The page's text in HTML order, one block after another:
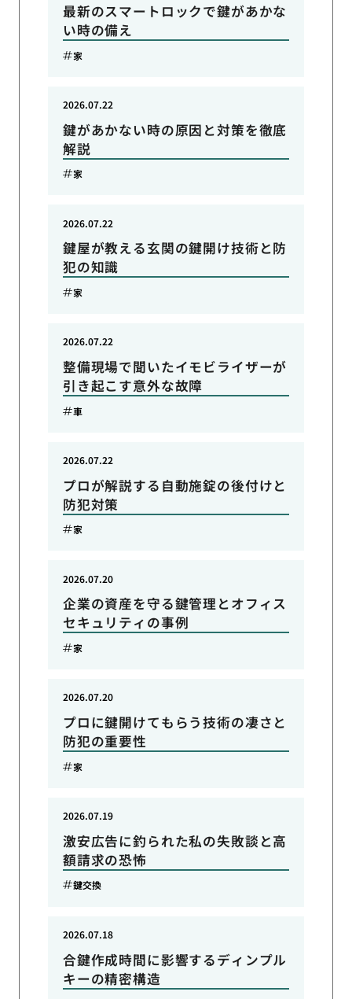
最新のスマートロックで鍵があかな
い時の備え
家
鍵があかない時の原因と対策を徹底
解説
2026.07.22
家
鍵屋が教える玄関の鍵開け技術と防
犯の知識
2026.07.22
家
整備現場で聞いたイモビライザーが
引き起こす意外な故障
2026.07.22
車
プロが解説する自動施錠の後付けと
防犯対策
2026.07.22
家
企業の資産を守る鍵管理とオフィス
セキュリティの事例
2026.07.20
家
プロに鍵開けてもらう技術の凄さと
防犯の重要性
2026.07.20
家
激安広告に釣られた私の失敗談と高
額請求の恐怖
2026.07.19
鍵交換
合鍵作成時間に影響するディンプル
キーの精密構造
2026.07.18